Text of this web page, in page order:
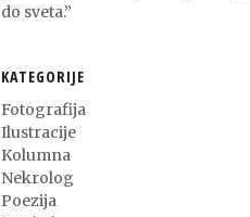
do sveta.”
KATEGORIJE
Fotografija
Ilustracije
Kolumna
Nekrolog
Poezija